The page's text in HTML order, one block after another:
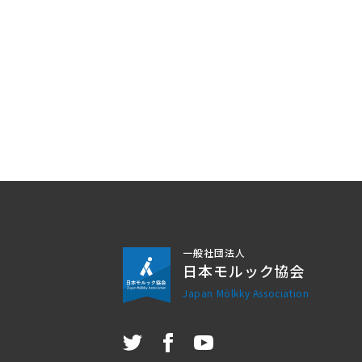
一般社団法人
日本モルック協会
Japan Mölkky Association